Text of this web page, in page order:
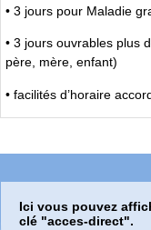
• 3 jours pour Maladie
• 3 jours ouvrables plus
père, mère, enfant)
• facilités d’horaire
Ici vous pouvez
clé "acces-direct".